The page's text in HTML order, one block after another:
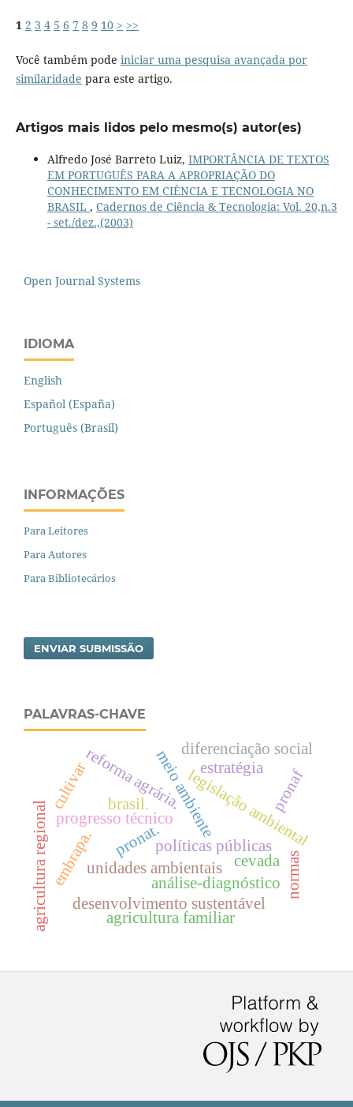
1 2 3 4 5 6 7 8 9 10 > >>
Você também pode iniciar uma pesquisa avançada por
similaridade para este artigo.
Artigos mais lidos pelo mesmo(s) autor(es)
Alfredo José Barreto Luiz, IMPORTÂNCIA DE TEXTOS
EM PORTUGUÊS PARA A APROPRIAÇÃO DO
CONHECIMENTO EM CIÊNCIA E TECNOLOGIA NO
BRASIL , Cadernos de Ciência & Tecnologia: Vol. 20,n.3
- set./dez.,(2003)
Open Journal Systems
IDIOMA
English
Español (España)
Português (Brasil)
INFORMAÇÕES
Para Leitores
Para Autores
Para Bibliotecários
ENVIAR SUBMISSÃO
PALAVRAS-CHAVE
progresso técnico
políticas públicas
meio ambiente
unidades ambientais
legislação ambiental
análise-diagnóstico
agricultura regional
diferenciação social
desenvolvimento sustentável
pronaf
pronat.
agricultura familiar
reforma agrária.
normas
estratégia
brasil.
cevada
embrapa.
cultivar